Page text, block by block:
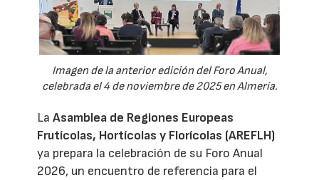
Imagen de la anterior edición del Foro Anual,
celebrada el 4 de noviembre de 2025 en Almería.
LaAsamblea de Regiones Europeas
Frutícolas, Hortícolas y Florícolas (AREFLH)
ya prepara la celebración de su Foro Anual
2026, un encuentro de referencia para el